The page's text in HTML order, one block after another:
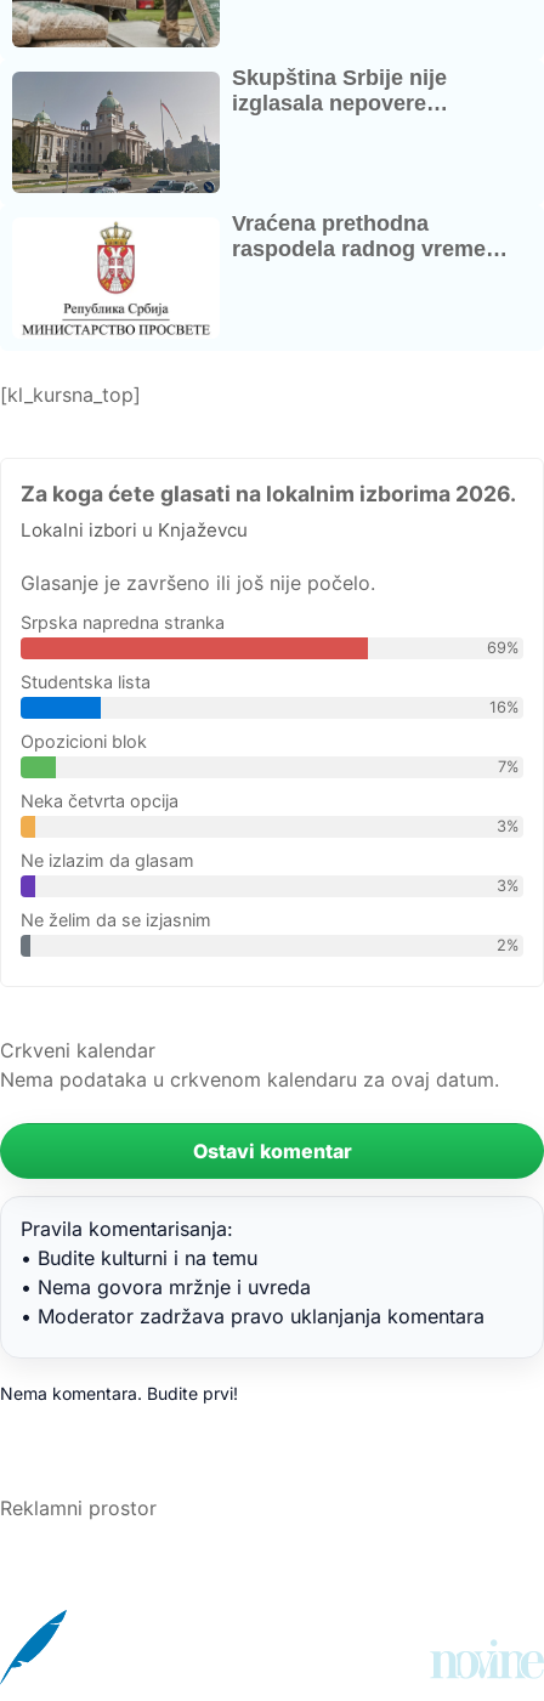
Skupština Srbije nije
izglasala nepovere…
Vraćena prethodna
raspodela radnog vreme…
[kl_kursna_top]
Za koga ćete glasati na lokalnim izborima 2026.
Lokalni izbori u Knjaževcu
Glasanje je završeno ili još nije počelo.
Srpska napredna stranka
69%
Studentska lista
16%
Opozicioni blok
7%
Neka četvrta opcija
3%
Ne izlazim da glasam
3%
Ne želim da se izjasnim
2%
Crkveni kalendar
Nema podataka u crkvenom kalendaru za ovaj datum.
Ostavi komentar
Pravila komentarisanja:
• Budite kulturni i na temu
• Nema govora mržnje i uvreda
• Moderator zadržava pravo uklanjanja komentara
Nema komentara. Budite prvi!
Reklamni prostor